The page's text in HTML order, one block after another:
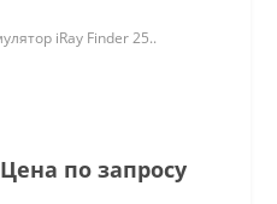
iRay Finder 25..
Цена по запросу